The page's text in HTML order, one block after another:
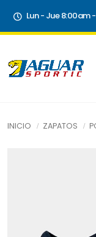
Lun - Jue 8:00am
INICIO ZAPATOS